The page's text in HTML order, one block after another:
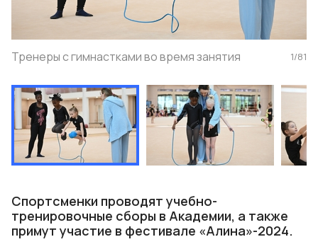
Тренеры с гимнастками во время занятия 1/81
Спортсменки проводят учебно-
тренировочные сборы в Академии, а также
примут участие в фестивале «Алина»-2024.